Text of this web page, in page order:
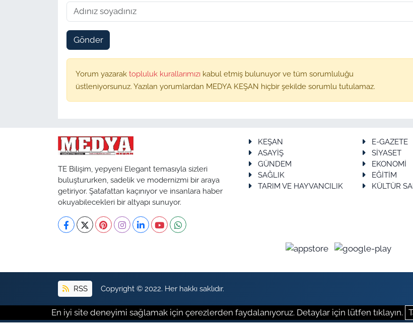
Gönder
Yorum yazarak topluluk kurallarımızı kabul etmiş bulunuyor ve tüm sorumluluğu
üstleniyorsunuz. Yazılan yorumlardan MEDYA KEŞAN hiçbir şekilde sorumlu tutulamaz.
TE Bilişim, yepyeni Elegant temasıyla sizleri
buluştururken, sadelik ve modernizmi bir araya
getiriyor. Şatafattan kaçınıyor ve insanlara haber
okuyabilecekleri bir altyapı sunuyor.
KEŞAN
E-GAZETE
ASAYİŞ
SİYASET
GÜNDEM
EKONOMİ
SAĞLIK
EĞİTİM
TARIM VE HAYVANCILIK
KÜLTÜR
RSS Copyright © 2022. Her hakkı saklıdır.
En iyi site deneyimi sağlamak için çerezlerden faydalanıyoruz. Detaylar için lütfen tıklayın.